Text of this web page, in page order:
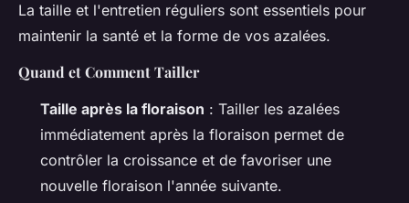
La taille et l'entretien réguliers sont essentiels pour
maintenir la santé et la forme de vos azalées.
Quand et Comment Tailler
Taille après la floraison : Tailler les azalées
immédiatement après la floraison permet de
contrôler la croissance et de favoriser une
nouvelle floraison l'année suivante.